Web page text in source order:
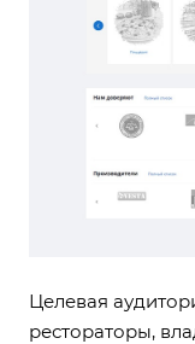
Целевая
рестораторы,